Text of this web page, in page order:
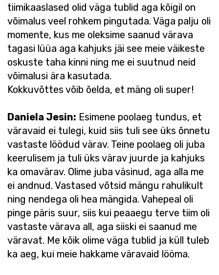
tiimikaaslased olid väga tublid aga kõigil on
võimalus veel rohkem pingutada. Väga palju oli
momente, kus me oleksime saanud värava
tagasi lüüa aga kahjuks jäi see meie väikeste
oskuste taha kinni ning me ei suutnud neid
võimalusi ära kasutada.
Kokkuvõttes võib õelda, et mäng oli super!
Daniela Jesin: Esimene poolaeg tundus, et
väravaid ei tulegi, kuid siis tuli see üks õnnetu
vastaste löödud värav. Teine poolaeg oli juba
keerulisem ja tuli üks värav juurde ja kahjuks
ka omavärav. Olime juba väsinud, aga alla me
ei andnud. Vastased võtsid mängu rahulikult
ning nendega oli hea mängida. Vahepeal oli
pinge päris suur, siis kui peaaegu terve tiim oli
vastaste värava all, aga siiski ei saanud me
väravat. Me kõik olime väga tublid ja küll tuleb
ka aeg, kui meie hakkame väravaid lööma.